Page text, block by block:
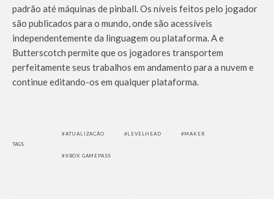
padrão até máquinas de pinball. Os níveis feitos pelo jogador
são publicados para o mundo, onde são acessíveis
independentemente da linguagem ou plataforma. A e
Butterscotch permite que os jogadores transportem
perfeitamente seus trabalhos em andamento para a nuvem e
continue editando-os em qualquer plataforma.
TAGS
ATUALIZAÇÃO LEVELHEAD MAKER
XBOX GAMEPASS